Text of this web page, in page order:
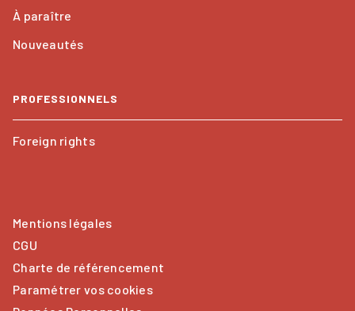
À paraître
Nouveautés
PROFESSIONNELS
Foreign rights
Mentions légales
CGU
Charte de référencement
Paramétrer vos cookies